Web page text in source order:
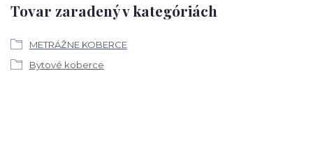
Tovar zaradený v kategóriách
METRÁŽNE KOBERCE
Bytové koberce